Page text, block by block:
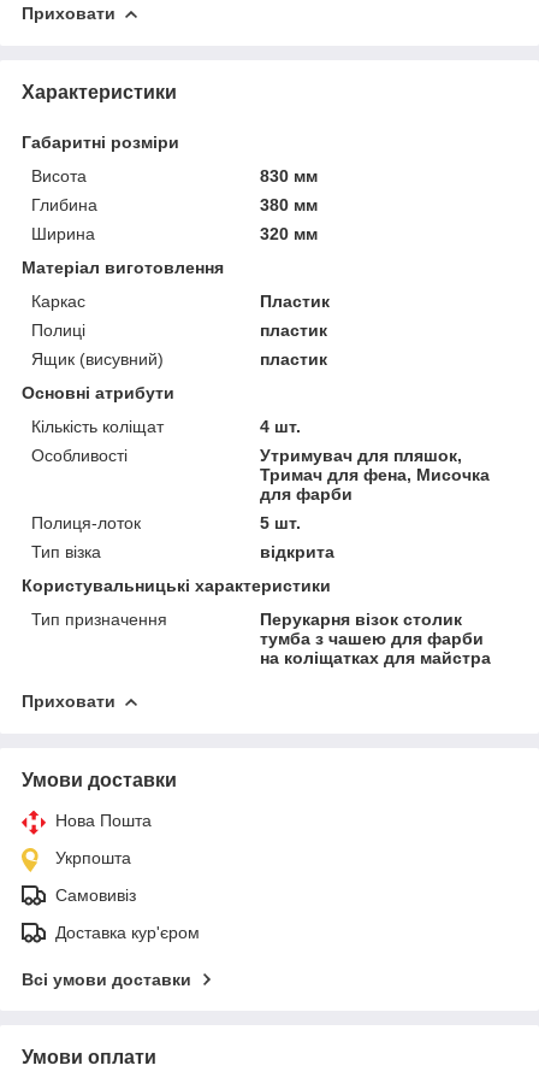
Приховати
Характеристики
Габаритні розміри
Висота
830 мм
Глибина
380 мм
Ширина
320 мм
Матеріал виготовлення
Каркас
Пластик
Полиці
пластик
Ящик (висувний)
пластик
Основні атрибути
Кількість коліщат
4 шт.
Особливості
Утримувач для пляшок,
Тримач для фена, Мисочка
для фарби
Полиця-лоток
5 шт.
Тип візка
відкрита
Користувальницькі характеристики
Тип призначення
Перукарня візок столик
тумба з чашею для фарби
на коліщатках для майстра
Приховати
Умови доставки
Нова Пошта
Укрпошта
Самовивіз
Доставка кур'єром
Всі умови доставки
Умови оплати